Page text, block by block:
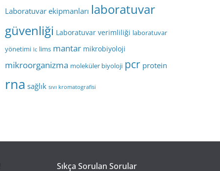
Laboratuvar ekipmanları laboratuvar
güvenliği Laboratuvar verimliliği laboratuvar
yönetimi lc lims mantar mikrobiyoloji
mikroorganizma moleküler biyoloji pcr protein
rna sağlık sıvı kromatografisi
Sıkça Sorulan Sorular